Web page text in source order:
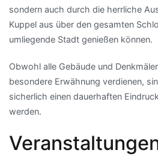
sondern auch durch die herrliche
Kuppel aus über den gesamten
umliegende Stadt genießen können.
Obwohl alle Gebäude und
besondere Erwähnung verdienen,
sicherlich einen dauerhaften
werden.